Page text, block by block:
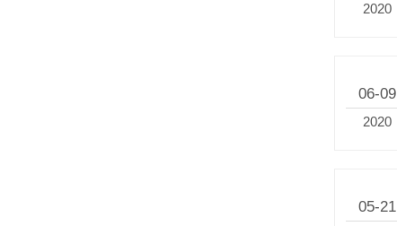
2020
06-09
2020
05-21